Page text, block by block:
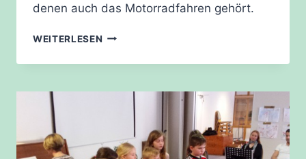
denen auch das Motorradfahren gehört.
WEITERLESEN MOGO
28.08.2016